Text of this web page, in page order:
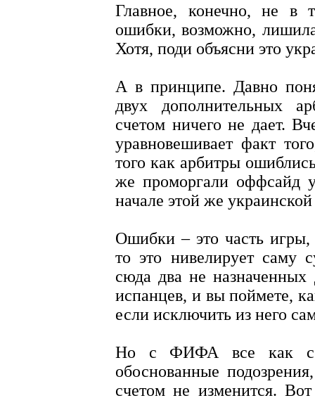
Главное, конечно, не в
ошибки, возможно,
Хотя, поди объясни это
А в принципе. Давно
двух дополнительных
счетом ничего не дает.
уравновешивает факт
того как арбитры
же проморгали оффсайд
начале этой же украинской
Ошибки – это часть игры,
то это нивелирует саму
сюда два не назначенных
испанцев, и вы поймете,
если исключить из него
Но с ФИФА все как с
обоснованные
счетом не изменится.